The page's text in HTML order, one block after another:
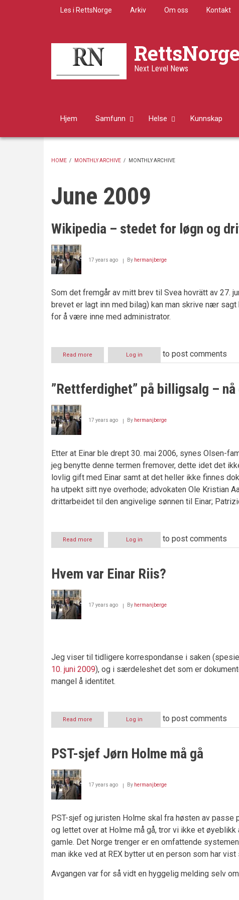
Les i RettsNorge Arkiv Om oss Kontakt
RettsNorge
Next Level News
Hjem Samfunn Helse Kunnskap
HOME / MONTHLY ARCHIVE / MONTHLY ARCHIVE
June 2009
Wikipedia – stedet for løgn og
17 years ago By hermanjberge
Som det fremgår av mitt brev til Svea hovrätt av 27.
brevet er lagt inn med bilag) kan man skrive nær
for å være inne med administrator.
Read more
Wikipedia
for
Log in to post comments
”Rettferdighet” på billigsalg –
17 years ago By hermanjberge
Etter at Einar ble drept 30. mai 2006, synes Olsen-
jeg benytte denne termen fremover, dette idet det
lovlig gift med Einar samt at det heller ikke finnes
ha utpekt sitt nye overhode; advokaten Ole Kristian
drittarbeidet til den angivelige sønnen til Einar;
Read more
”Rettferdighet”
–
Sverige
Log in to post comments
Hvem var Einar Riis?
17 years ago By hermanjberge
Jeg viser til tidligere korrespondanse i saken
10. juni 2009), og i særdeleshet det som er
mangel å identitet.
Read more
Hvem
Riis?
Log in to post comments
PST-sjef Jørn Holme må gå
17 years ago By hermanjberge
PST-sjef og juristen Holme skal fra høsten av passe
og lettet over at Holme må gå, tror vi ikke et
gamle. Det Norge trenger er en omfattende
man ikke ved at REX bytter ut en person som har
Avgangen var for så vidt en hyggelig melding selv